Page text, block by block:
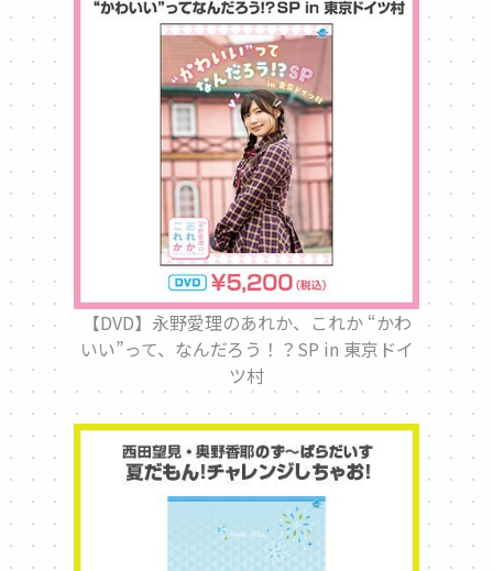
【DVD】永野愛理のあれか、これか “かわ
いい”って、なんだろう！？SP in 東京ドイ
ツ村